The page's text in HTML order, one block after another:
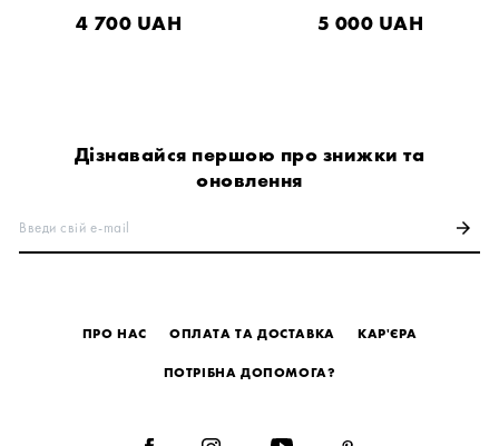
4 700 UAH 5 000 UAH
Дізнавайся першою про знижки та
оновлення
Введи свій e-mail arrow_forward
ПРО НАС ОПЛАТА ТА ДОСТАВКА КАР'ЄРА
ПОТРІБНА ДОПОМОГА?